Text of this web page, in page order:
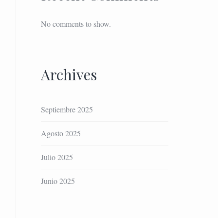
No comments to show.
Archives
Septiembre 2025
Agosto 2025
Julio 2025
Junio 2025